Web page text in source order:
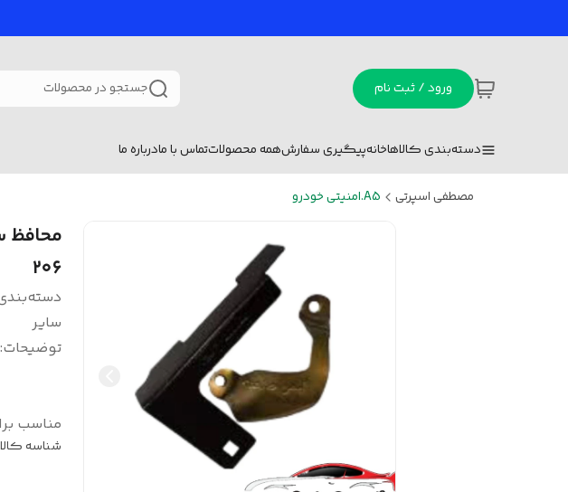
ورود / ثبت نام جستجو در محصولات
دسته‌بندی کالاهاخانهپیگیری سفارشهمه محصولاتتماس با مادرباره ما
مصطفی اسپرتی A5.امنیتی خودرو
محافظ
۲۰۶
سایر
توضیحات:
مناسب
شناسه کالا